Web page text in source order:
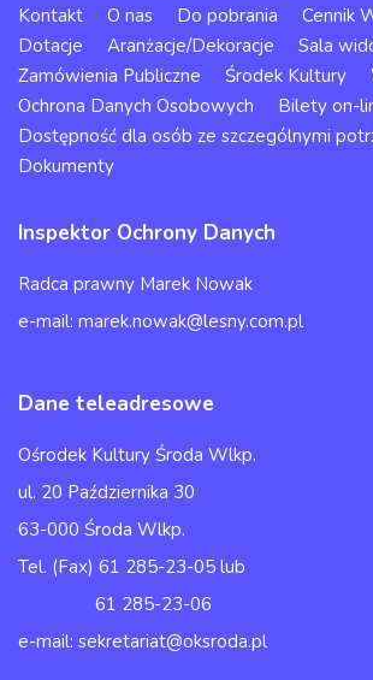
Kontakt
O nas Do pobrania
Cennik
Dotacje
Aranżacje/Dekoracje
Sala
Zamówienia Publiczne
Środek Kultury
Ochrona Danych Osobowych
Bilety on-
Dostępność dla osób ze szczególnymi
Dokumenty
Inspektor Ochrony Danych
Radca prawny Marek Nowak
e-mail: marek.nowak@lesny.com.pl
Dane teleadresowe
Ośrodek Kultury Środa Wlkp.
ul. 20 Października 30
63-000 Środa Wlkp.
Tel. (Fax) 61 285-23-05 lub
61 285-23-06
e-mail: sekretariat@oksroda.pl